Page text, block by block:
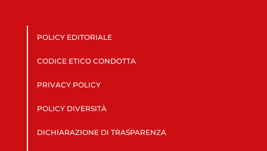
POLICY EDITORIALE
CODICE ETICO CONDOTTA
PRIVACY POLICY
POLICY DIVERSITÀ
DICHIARAZIONE DI TRASPARENZA